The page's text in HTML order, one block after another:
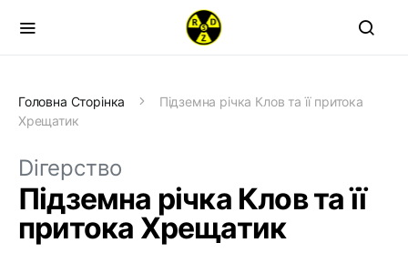
Головна Сторінка
Підземна річка Клов та її притока
Хрещатик
Dігерство
Підземна річка Клов та її
притока Хрещатик